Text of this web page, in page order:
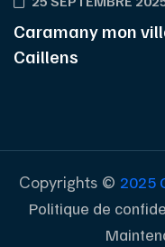
Caramany mon
Caillens
Copyrights © 2025
Politique de